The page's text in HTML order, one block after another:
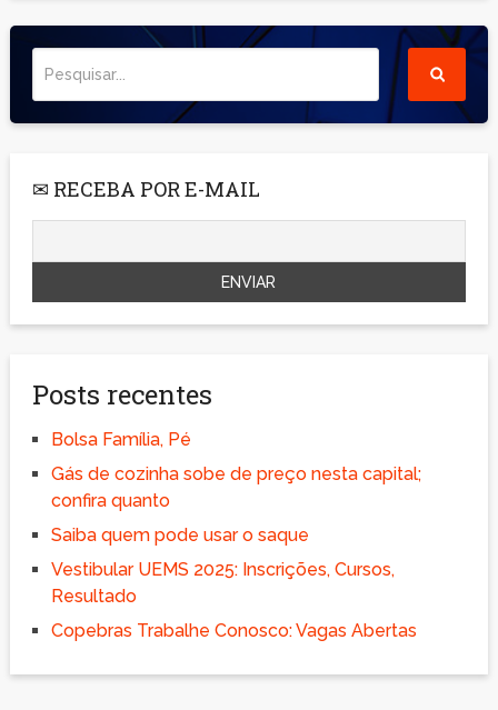
✉ RECEBA POR E-MAIL
Posts recentes
Bolsa Família, Pé
Gás de cozinha sobe de preço nesta capital;
confira quanto
Saiba quem pode usar o saque
Vestibular UEMS 2025: Inscrições, Cursos,
Resultado
Copebras Trabalhe Conosco: Vagas Abertas